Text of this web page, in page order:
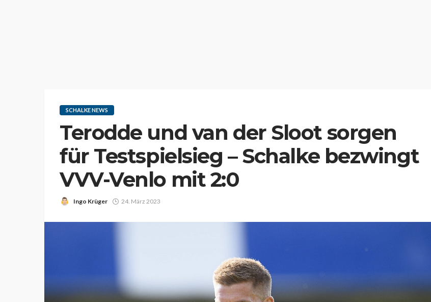
SCHALKE NEWS
Terodde und van der Sloot sorgen
für Testspielsieg – Schalke bezwingt
VVV-Venlo mit 2:0
Ingo Krüger 24. März 2023